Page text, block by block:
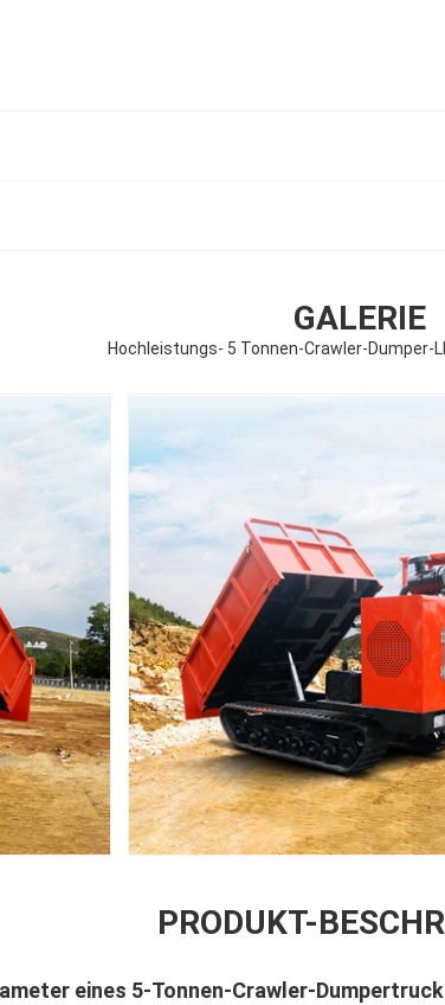
GALERIE
Hochleistungs- 5 Tonnen-Crawler-Dumper-
PRODUKT-
eines 5-Tonnen-Crawler-